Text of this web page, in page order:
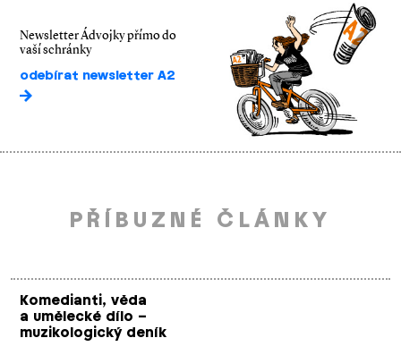
Newsletter Ádvojky přímo do
vaší schránky
odebírat newsletter A2
PŘÍBUZNÉ ČLÁNKY
Komedianti, věda
a umělecké dílo –
muzikologický deník